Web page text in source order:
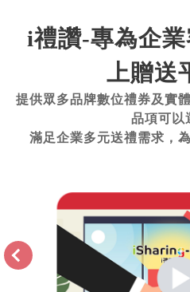
i禮讚-專為企
上贈送
提供眾多品牌數位禮券及實
品項可以
滿足企業多元送禮需求，